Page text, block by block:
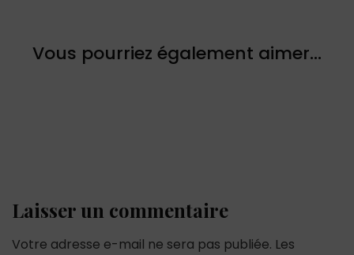
Vous pourriez également aimer...
Laisser un commentaire
Votre adresse e-mail ne sera pas publiée. Les